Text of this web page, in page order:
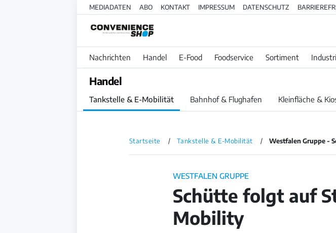
MEDIADATEN ABO KONTAKT IMPRESSUM DATENSCHUTZ
Nachrichten Handel E-Food Foodservice Sortiment
Handel
Tankstelle & E-Mobilität Bahnhof & Flughafen Kleinfläche &
Startseite Tankstelle & E-Mobilität Westfalen Gruppe -
WESTFALEN GRUPPE
Schütte folgt auf
Mobility